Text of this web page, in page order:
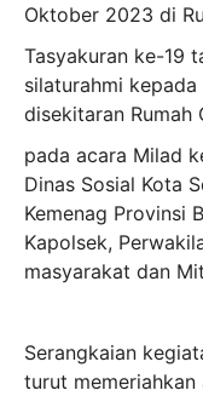
Oktober 2023 di
Tasyakuran ke-19
silaturahmi
disekitaran Rumah
pada acara Milad
Dinas Sosial Kota
Kemenag Provinsi
Kapolsek,
masyarakat dan
Serangkaian
turut